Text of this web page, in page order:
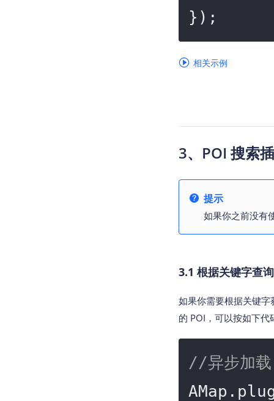
});
相关示例
3、POI 搜索
提示
如果你之前没有
3.1 根据关键字查
如果你需要根据关键
的 POI，可以按如下代
//异步加